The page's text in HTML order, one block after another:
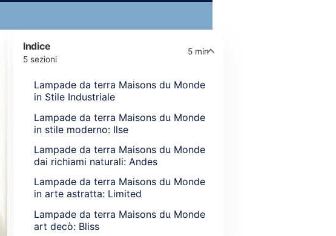
Indice
5 sezioni
5 min
Lampade da terra Maisons du Monde
in Stile Industriale
Lampade da terra Maisons du Monde
in stile moderno: Ilse
Lampade da terra Maisons du Monde
dai richiami naturali: Andes
Lampade da terra Maisons du Monde
in arte astratta: Limited
Lampade da terra Maisons du Monde
art decò: Bliss